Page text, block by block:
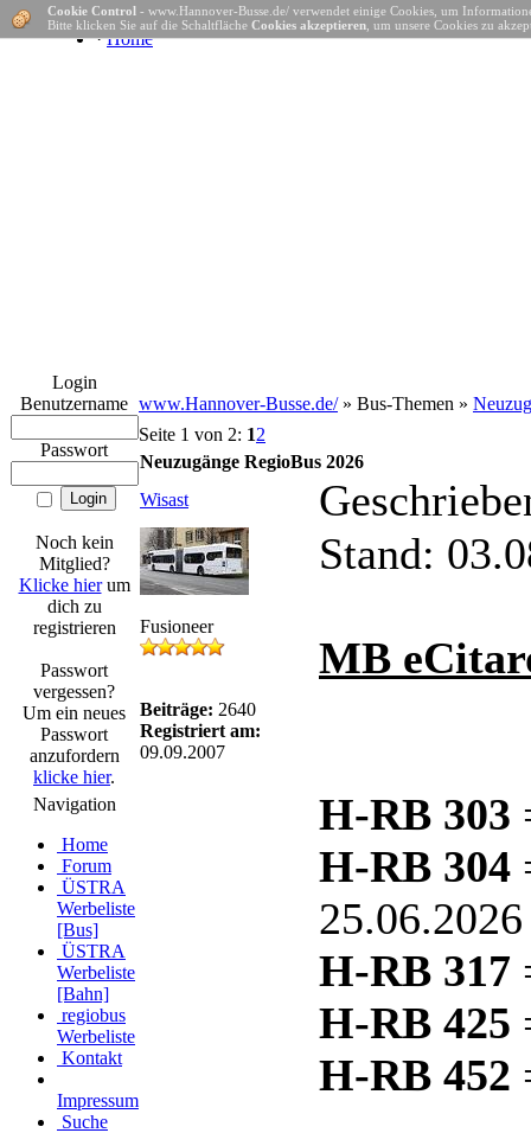
· Home
Login
Benutzername
Passwort
Noch kein
Mitglied?
Klicke hierum
dich zu
registrieren
Passwort
vergessen?
Um ein neues
Passwort
anzufordern
klicke hier.
Navigation
Home
Forum
ÜSTRA
Werbeliste
[Bus]
ÜSTRA
Werbeliste
[Bahn]
regiobus
Werbeliste
Kontakt
Impressum
Suche
Cookie Control - www.Hannover-Busse.de/ verwendet einige Cookies, um
Bitte klicken Sie auf die Schaltfläche Cookies akzeptieren , um unsere Cookies zu
www.Hannover-Busse.de/» Bus-Themen »
Seite 1 von 2: 12
Neuzugänge RegioBus 2026
Wisast
Fusioneer
Beiträge: 2640
Registriert am:
09.09.2007
Stand:
MB
H-RB 303
H-RB 304
25.06.2026
H-RB 317
H-RB 425
H-RB 452